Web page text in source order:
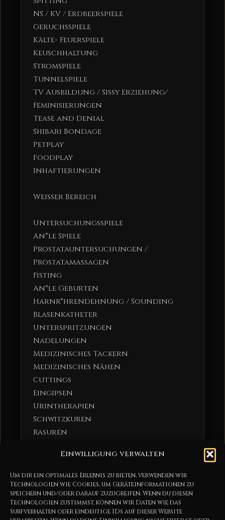
Einwilligung verwalten
Um dir ein optimales Erlebnis zu bieten, verwenden wir
Technologien wie Cookies, um Geräteinformationen zu
speichern und/oder darauf zuzugreifen. Wenn du diesen
Technologien zustimmst, können wir Daten wie das
Surfverhalten oder eindeutige IDs auf dieser Website
NS / KV / Erdbeerspiele
Geruchsspiele
Kälte- Feuerspiele
Keuschhaltung
Stromspiele
Tunnelspiele
TV Ausbildung / Sissy Erziehung/
Feminisierungen
Tease and Denial
Shibari Bondage
Petplay
Foodplay
Inhaftierungen
Weißer Bereich
Untersuchungsspiele
An*le Spiele
Prostatauntersuchungen /
Prostatamassagen
Fisting
An*le Geburten
Harnr*hrendehnung / Sounding
Blasenkatheter
Unterspritzungen
Nadelungen
Medizinisches Tackern
Medizinisches Nähen
Cuttings
Eingipsen
Urintherapien
Schwitzkuren
Rasuren
Schein-OPs
Dirty Games
Vomit / Römische Dusche
NS